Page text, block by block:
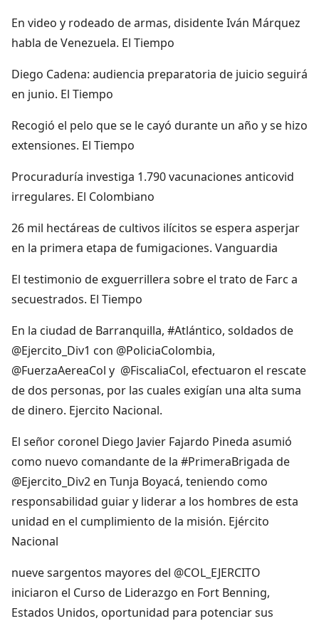
En video y rodeado de armas, disidente Iván Márquez
habla de Venezuela. El Tiempo
Diego Cadena: audiencia preparatoria de juicio seguirá
en junio. El Tiempo
Recogió el pelo que se le cayó durante un año y se hizo
extensiones. El Tiempo
Procuraduría investiga 1.790 vacunaciones anticovid
irregulares. El Colombiano
26 mil hectáreas de cultivos ilícitos se espera asperjar
en la primera etapa de fumigaciones. Vanguardia
El testimonio de exguerrillera sobre el trato de Farc a
secuestrados. El Tiempo
En la ciudad de Barranquilla, #Atlántico, soldados de
@Ejercito_Div1 con @PoliciaColombia,
@FuerzaAereaCol y @FiscaliaCol, efectuaron el rescate
de dos personas, por las cuales exigían una alta suma
de dinero. Ejercito Nacional.
El señor coronel Diego Javier Fajardo Pineda asumió
como nuevo comandante de la #PrimeraBrigada de
@Ejercito_Div2 en Tunja Boyacá, teniendo como
responsabilidad guiar y liderar a los hombres de esta
unidad en el cumplimiento de la misión. Ejército
Nacional
nueve sargentos mayores del @COL_EJERCITO
iniciaron el Curso de Liderazgo en Fort Benning,
Estados Unidos, oportunidad para potenciar sus